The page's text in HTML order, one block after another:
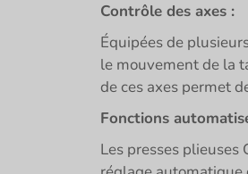
Contrôle des axes :
Équipées de
le mouvement de la
de ces axes permet
Fonctions
Les presses